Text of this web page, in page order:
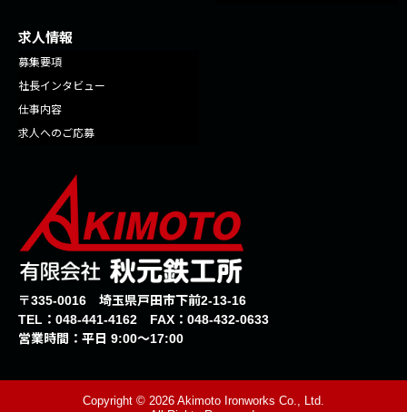
求人情報
募集要項
社長インタビュー
仕事内容
求人へのご応募
〒335-0016 埼玉県戸田市下前2-13-16
TEL： 048-441-4162 FAX：048-432-0633
営業時間：平日 9:00〜17:00
Copyright © 2026 Akimoto Ironworks Co., Ltd.